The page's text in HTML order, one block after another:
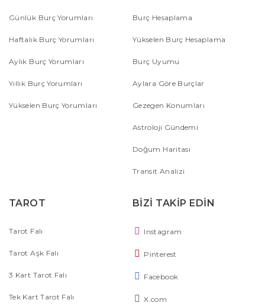
Günlük Burç Yorumları
Haftalık Burç Yorumları
Aylık Burç Yorumları
Yıllık Burç Yorumları
Yükselen Burç Yorumları
Burç Hesaplama
Yükselen Burç Hesaplama
Burç Uyumu
Aylara Göre Burçlar
Gezegen Konumları
Astroloji Gündemi
Doğum Haritası
Transit Analizi
TAROT
Tarot Falı
Tarot Aşk Falı
3 Kart Tarot Falı
Tek Kart Tarot Falı
BİZİ TAKİP EDİN
Instagram
Pinterest
Facebook
X.com